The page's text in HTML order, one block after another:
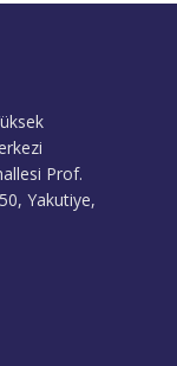
Prof.
Yakutiye,